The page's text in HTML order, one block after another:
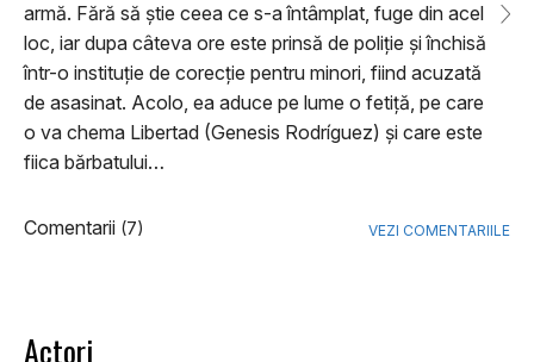
armă. Fără să știe ceea ce s-a întâmplat, fuge din acel
loc, iar dupa câteva ore este prinsă de poliție și închisă
într-o instituție de corecție pentru minori, fiind acuzată
de asasinat. Acolo, ea aduce pe lume o fetiță, pe care
o va chema Libertad (Genesis Rodríguez) și care este
fiica bărbatului…
Comentarii (7) VEZI COMENTARIILE
Actori